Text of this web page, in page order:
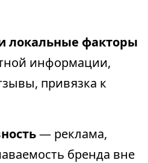
локальные факторы
информации,
привязка к
— реклама,
бренда вне